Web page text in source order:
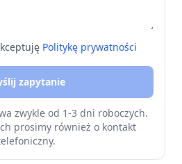
Politykę prywatności
zapytanie
zwykle od 1-3 dni roboczych.
prosimy również o kontakt